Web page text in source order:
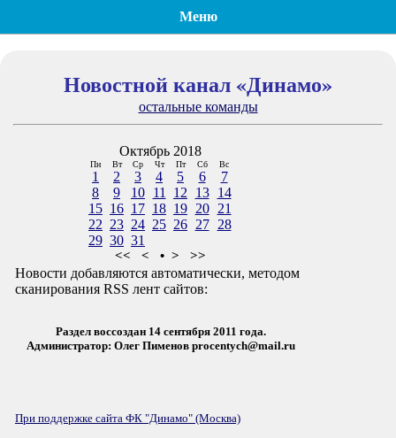
Меню
Новостной канал «Динамо»
остальные команды
Октябрь 2018
Пн Вт Ср Чт Пт Сб Вс
1 2 3 4 5 6
7
8
9 10 11 12 13
14
15 16 17 18 19 20
21
22 23 24 25 26 27
28
29 30 31
<< < • > >>
Новости добавляются автоматически, методом
сканирования RSS лент сайтов:
Раздел воссоздан 14 сентября 2011 года.
Администратор: Олег Пименов procentych@mail.ru
При поддержке сайта ФК "Динамо" (Москва)